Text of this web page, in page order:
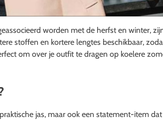
worden met de herfst en winter,
stoffen en kortere lengtes beschikbaar,
om over je outfit te dragen op koelere
jas, maar ook een statement-item